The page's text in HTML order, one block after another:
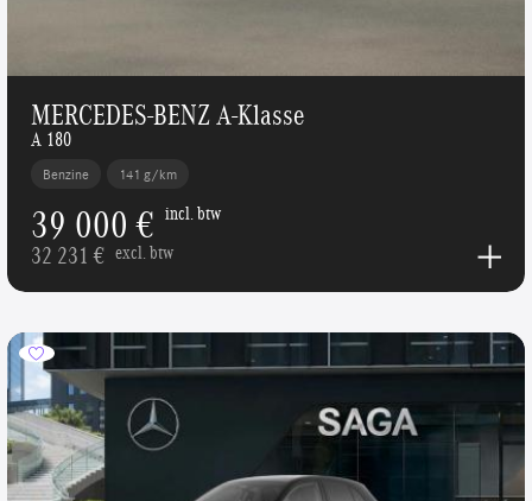
MERCEDES-BENZ A-Klasse
A 180
Benzine 141 g/km
39 000 € incl. btw
32 231 € excl. btw